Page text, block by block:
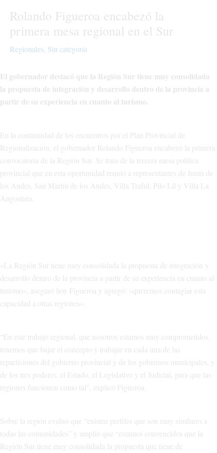
Rolando Figueroa encabezó la
primera mesa regional en el Sur
Regionales, Sin categoría
El gobernador destacó que la Región Sur tiene muy consolidada
la propuesta de integración y desarrollo dentro de la provincia a
partir de su experiencia en cuanto al turismo.
En la continuidad de los encuentros por el Plan Provincial de
Regionalización, el gobernador Rolando Figueroa encabezó la primera
convocatoria de la Región Sur. Se trata de la tercera mesa política
provincial que en esta oportunidad reunió a representantes de Junín de
los Andes, San Martín de los Andes, Villa Traful, Pilo Lil y Villa La
Angostura.
«La Región Sur tiene muy consolidada la propuesta de integración y
desarrollo dentro de la provincia a partir de su experiencia en cuanto al
turismo», aseguró hoy Figueroa y agregó: «queremos contagiar esta
capacidad a otras regiones».
“En este trabajo regional, que nosotros estamos muy comprometidos,
tenemos que bajar el concepto y trabajar en cada una de las
reparticiones del gobierno provincial y de los gobiernos municipales, y
de los tres poderes, el Estado, el Legislativo y el Judicial, para que las
regiones funcionen como tal”, explicó Figueroa.
Sobre la región evaluó que “existen perfiles que son muy similares a
todas las comunidades” y amplió que “estamos convencidos que la
Región Sur tiene muy consolidada la propuesta que tiene de